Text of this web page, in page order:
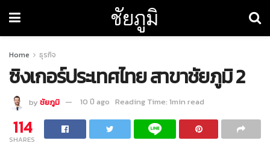
ชัยภูมิ
Home ธุรกิจ
ซิงเกอร์ประเทศไทย สาขาชัยภูมิ 2
by ชัยภูมิ 10 ปี ago Reading Time: 1min read
114
SHARES